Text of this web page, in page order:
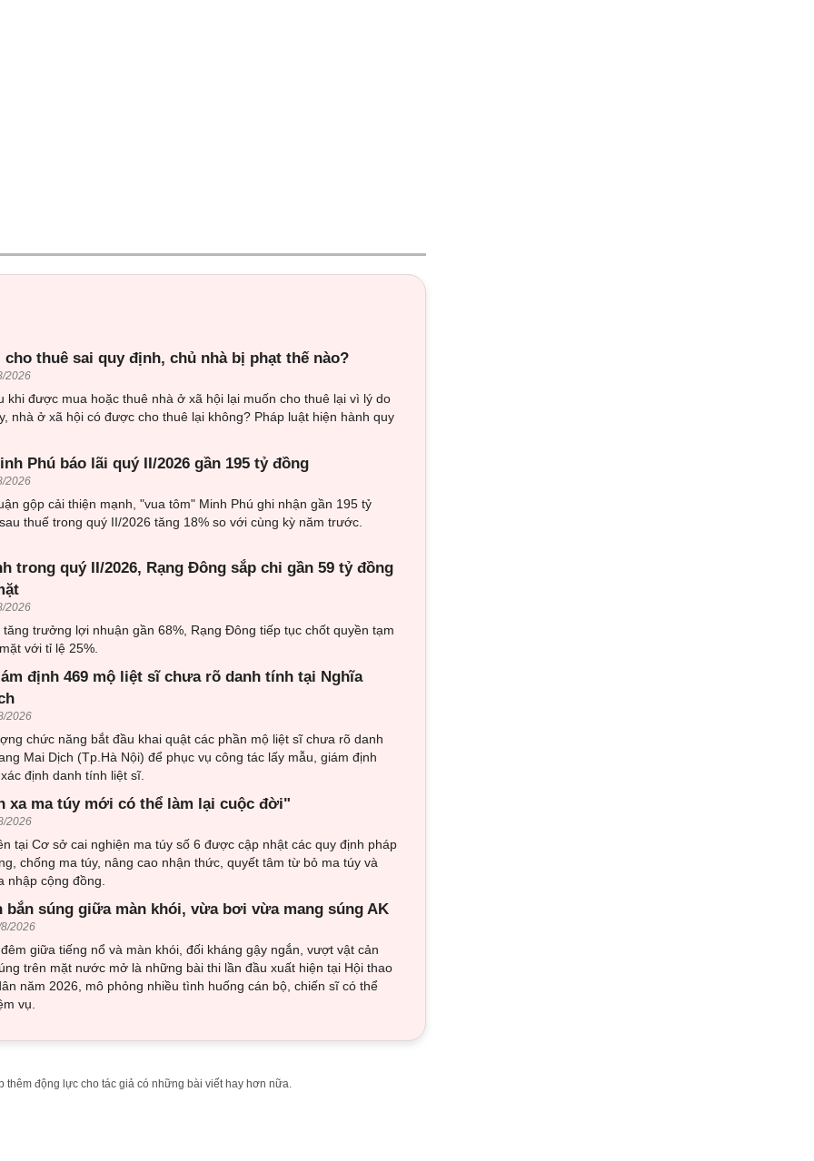
cho thuê sai quy định, chủ nhà bị phạt thế nào?
2026
khi được mua hoặc thuê nhà ở xã hội lại muốn cho thuê lại vì lý do
nhà ở xã hội có được cho thuê lại không? Pháp luật hiện hành quy
Phú báo lãi quý II/2026 gần 195 tỷ đồng
2026
gộp cải thiện mạnh, "vua tôm" Minh Phú ghi nhận gần 195 tỷ
thuế trong quý II/2026 tăng 18% so với cùng kỳ năm trước.
trong quý II/2026, Rạng Đông sắp chi gần 59 tỷ đồng
2026
tăng trưởng lợi nhuận gần 68%, Rạng Đông tiếp tục chốt quyền tạm
với tỉ lệ 25%.
định 469 mộ liệt sĩ chưa rõ danh tính tại Nghĩa
2026
chức năng bắt đầu khai quật các phần mộ liệt sĩ chưa rõ danh
Mai Dịch (Tp.Hà Nội) để phục vụ công tác lấy mẫu, giám định
định danh tính liệt sĩ.
xa ma túy mới có thể làm lại cuộc đời"
2026
tại Cơ sở cai nghiện ma túy số 6 được cập nhật các quy định pháp
chống ma túy, nâng cao nhận thức, quyết tâm từ bỏ ma túy và
nhập cộng đồng.
bắn súng giữa màn khói, vừa bơi vừa mang súng AK
2026
giữa tiếng nổ và màn khói, đối kháng gậy ngắn, vượt vật cản
trên mặt nước mở là những bài thi lần đầu xuất hiện tại Hội thao
năm 2026, mô phỏng nhiều tình huống cán bộ, chiến sĩ có thể
vụ.
động lực cho tác giả có những bài viết hay hơn nữa.